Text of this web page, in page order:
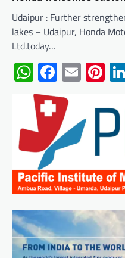
Udaipur : Further
lakes – Udaipur, Honda
Ltd.today…
WhatsApp
Email